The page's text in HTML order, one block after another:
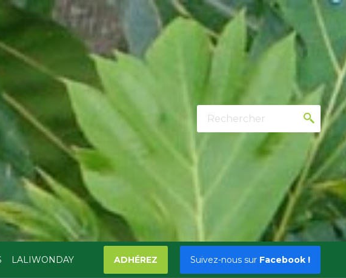
Rechercher
LALIWONDAY Suivez-nous sur Facebook !
ADHÉREZ